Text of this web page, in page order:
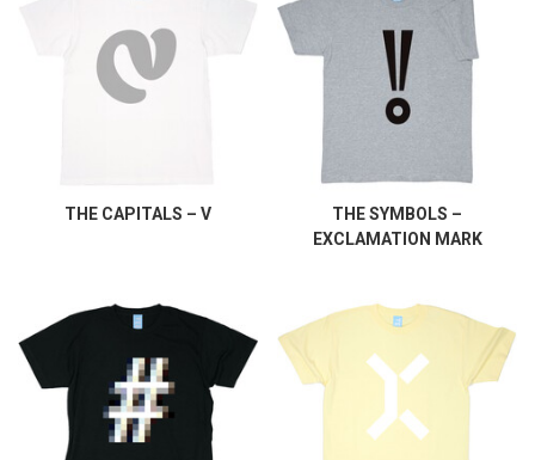
THE CAPITALS – V
THE SYMBOLS –
EXCLAMATION MARK